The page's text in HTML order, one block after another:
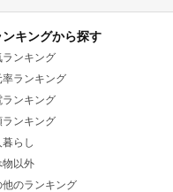
ンキングから探す
ランキング
率ランキング
ランキング
ランキング
暮らし
物以外
他のランキング